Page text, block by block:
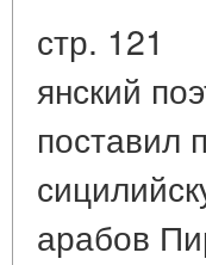
стр. 121
янский
поставил
арабов